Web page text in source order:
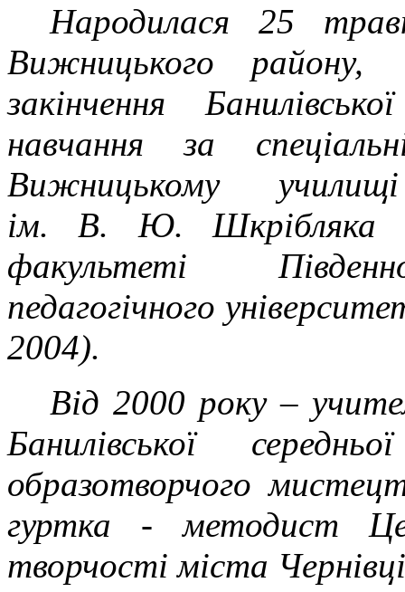
Народилася 25
Вижницького району,
закінчення
навчання за
Вижницькому
ім. В. Ю. Шкрібляка
факультеті
педагогічного
2004).
Від 2000 року –
Банилівської
образотворчого
гуртка - методист
творчості міста